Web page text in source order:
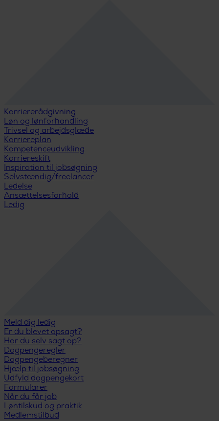
Karriererådgivning
Løn og lønforhandling
Trivsel og arbejdsglæde
Karriereplan
Kompetenceudvikling
Karriereskift
Inspiration til jobsøgning
Selvstændig/freelancer
Ledelse
Ansættelsesforhold
Ledig
Meld dig ledig
Er du blevet opsagt?
Har du selv sagt op?
Dagpengeregler
Dagpengeberegner
Hjælp til jobsøgning
Udfyld dagpengekort
Formularer
Når du får job
Løntilskud og praktik
Medlemstilbud